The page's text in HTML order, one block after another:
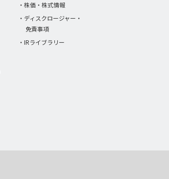
・株価・株式情報
・ディスクロージャー・
免責事項
・IRライブラリー